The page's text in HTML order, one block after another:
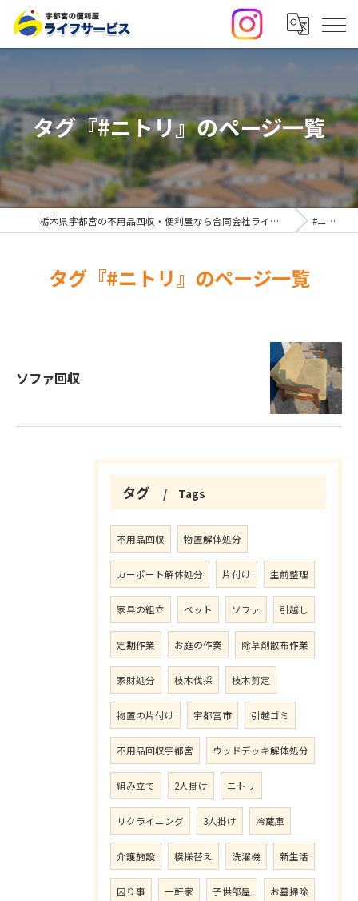
タグ『#ニトリ』のページ一覧
栃木県宇都宮の不用品回収・便利屋なら合同会社ライフサービス #ニトリ
タグ『#ニトリ』のページ一覧
ソファ回収
タグ Tags
不用品回収 物置解体処分
カーポート解体処分 片付け 生前整理
家具の組立 ベット ソファ 引越し
定期作業 お庭の作業 除草剤散布作業
家財処分 枝木伐採 枝木剪定
物置の片付け 宇都宮市 引越ゴミ
不用品回収宇都宮 ウッドデッキ解体処分
組み立て 2人掛け ニトリ
リクライニング 3人掛け 冷蔵庫
介護施設 模様替え 洗濯機 新生活
困り事 一軒家 子供部屋 お墓掃除